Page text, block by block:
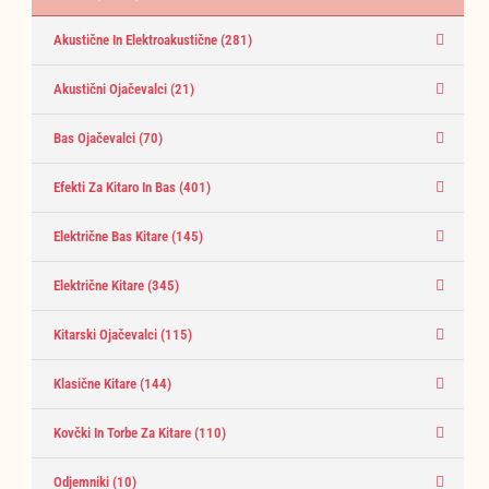
Akustične In Elektroakustične (281)
Akustični Ojačevalci (21)
Bas Ojačevalci (70)
Efekti Za Kitaro In Bas (401)
Električne Bas Kitare (145)
Električne Kitare (345)
Kitarski Ojačevalci (115)
Klasične Kitare (144)
Kovčki In Torbe Za Kitare (110)
Odjemniki (10)